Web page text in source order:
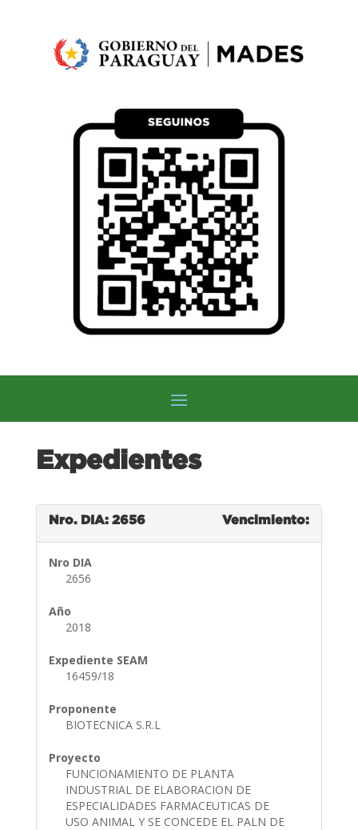
Expedientes
Nro. DIA: 2656 Vencimiento:
Nro DIA
2656
Año
2018
Expediente SEAM
16459/18
Proponente
BIOTECNICA S.R.L
Proyecto
FUNCIONAMIENTO DE PLANTA
INDUSTRIAL DE ELABORACION DE
ESPECIALIDADES FARMACEUTICAS DE
USO ANIMAL Y SE CONCEDE EL PALN DE